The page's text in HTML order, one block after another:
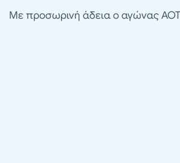
Με προσωρινή άδεια ο αγώνας